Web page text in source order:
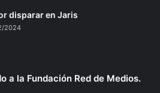
disparar en Jaris
2024
a la Fundación Red de Medios.